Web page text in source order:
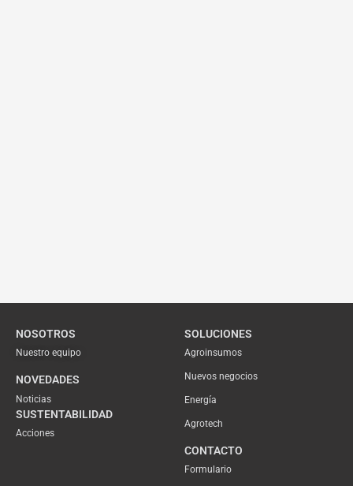
NOSOTROS
Nuestro equipo
NOVEDADES
Noticias
SUSTENTABILIDAD
Acciones
SOLUCIONES
Agroinsumos
Nuevos negocios
Energía
Agrotech
CONTACTO
Formulario